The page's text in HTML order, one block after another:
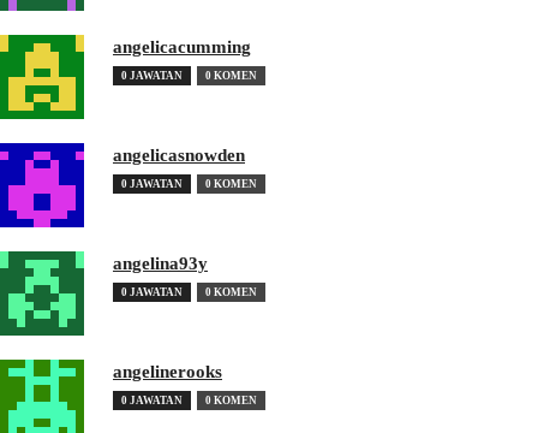
angelicacumming
0 JAWATAN 0 KOMEN
angelicasnowden
0 JAWATAN 0 KOMEN
angelina93y
0 JAWATAN 0 KOMEN
angelinerooks
0 JAWATAN 0 KOMEN